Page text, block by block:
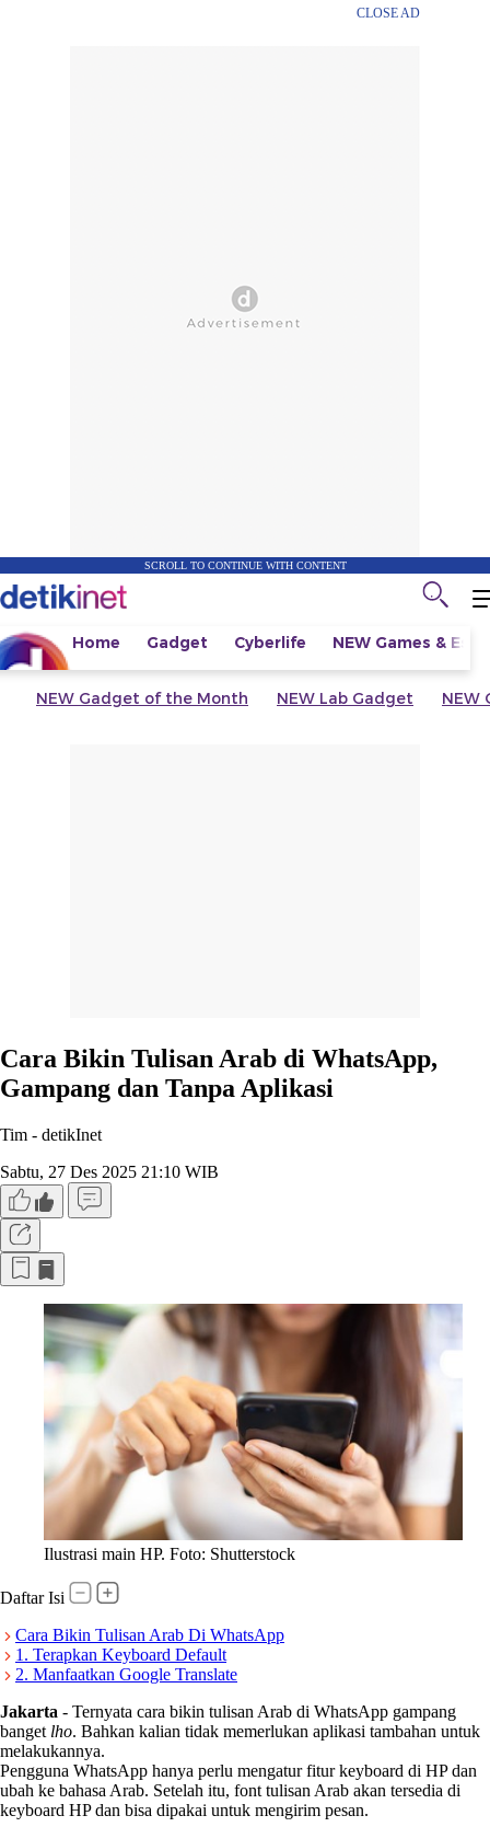
CLOSE AD
SCROLL TO CONTINUE WITH CONTENT
Home Gadget Cyberlife NEW Games &
NEW Gadget of the Month NEW Lab Gadget NEW
Cara Bikin Tulisan Arab di WhatsApp,
Gampang dan Tanpa Aplikasi
Tim - detikInet
Sabtu, 27 Des 2025 21:10 WIB
Ilustrasi main HP. Foto: Shutterstock
Daftar Isi
Cara Bikin Tulisan Arab Di WhatsApp
1. Terapkan Keyboard Default
2. Manfaatkan Google Translate
Jakarta - Ternyata cara bikin tulisan Arab di WhatsApp gampang
banget lho. Bahkan kalian tidak memerlukan aplikasi tambahan untuk
melakukannya.
Pengguna WhatsApp hanya perlu mengatur fitur keyboard di HP dan
ubah ke bahasa Arab. Setelah itu, font tulisan Arab akan tersedia di
keyboard HP dan bisa dipakai untuk mengirim pesan.